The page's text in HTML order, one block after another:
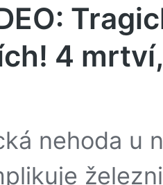
4
nehoda u